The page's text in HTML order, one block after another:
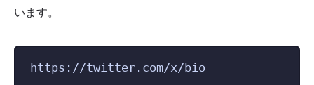
います。
https://twitter.com/x/bio